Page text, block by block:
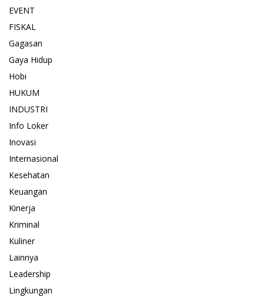
EVENT
FISKAL
Gagasan
Gaya Hidup
Hobi
HUKUM
INDUSTRI
Info Loker
Inovasi
Internasional
Kesehatan
Keuangan
Kinerja
Kriminal
Kuliner
Lainnya
Leadership
Lingkungan